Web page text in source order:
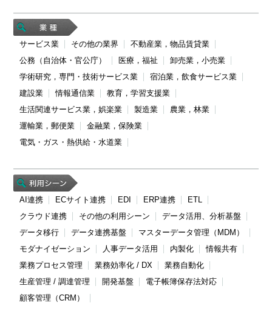
サービス業 その他の業界
不動産業，物品賃貸業
公務（自治体・官公庁）
医療，福祉
卸売業，小売業
学術研究，専門・技術サービス業
宿泊業，飲食サービス業
建設業
情報通信業
教育，学習支援業
生活関連サービス業，娯楽業
製造業
農業，林業
運輸業，郵便業
金融業，保険業
電気・ガス・熱供給・水道業
AI連携 ECサイト連携 EDI ERP連携
ETL
クラウド連携
その他の利用シーン
データ活用、分析基盤
データ移行
データ連携基盤
マスターデータ管理（MDM）
モダナイゼーション
人事データ活用 内製化
情報共有
業務プロセス管理
業務効率化 / DX
業務自動化
生産管理 / 調達管理
開発基盤
電子帳簿保存法対応
顧客管理（CRM）